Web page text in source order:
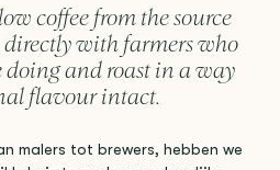
coffee from the source
directly with farmers who
and roast in a way
flavour intact.
malers tot brewers, hebben we